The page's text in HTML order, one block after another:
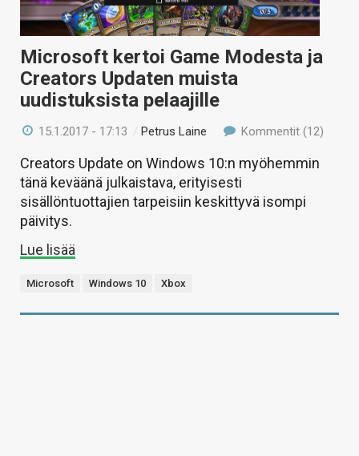
Microsoft kertoi Game Modesta ja
Creators Updaten muista
uudistuksista pelaajille
15.1.2017 - 17:13 /Petrus Laine Kommentit (12)
Creators Update on Windows 10:n myöhemmin
tänä keväänä julkaistava, erityisesti
sisällöntuottajien tarpeisiin keskittyvä isompi
päivitys.
Lue lisää
Microsoft Windows 10 Xbox